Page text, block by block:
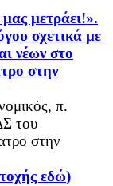
μετράει!».
σχετικά με
νέων στο
στην
π.
του
στην
εδώ)